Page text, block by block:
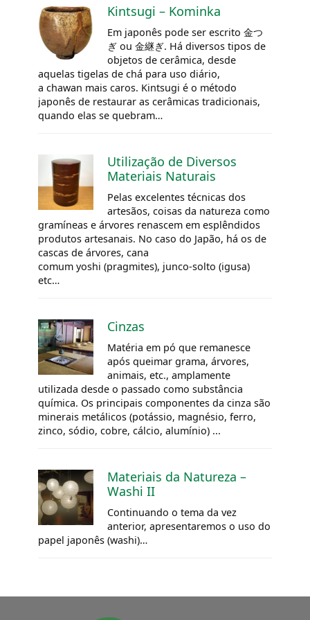
Kintsugi – Kominka
Em japonês pode ser escrito 金つ
ぎ ou 金継ぎ. Há diversos tipos de
objetos de cerâmica, desde
aquelas tigelas de chá para uso diário,
a chawan mais caros. Kintsugi é o método
japonês de restaurar as cerâmicas tradicionais,
quando elas se quebram…
Utilização de Diversos
Materiais Naturais
Pelas excelentes técnicas dos
artesãos, coisas da natureza como
gramíneas e árvores renascem em esplêndidos
produtos artesanais. No caso do Japão, há os de
cascas de árvores, cana
comum yoshi (pragmites), junco-solto (igusa)
etc…
Cinzas
Matéria em pó que remanesce
após queimar grama, árvores,
animais, etc., amplamente
utilizada desde o passado como substância
química. Os principais componentes da cinza são
minerais metálicos (potássio, magnésio, ferro,
zinco, sódio, cobre, cálcio, alumínio) ...
Materiais da Natureza –
Washi II
Continuando o tema da vez
anterior, apresentaremos o uso do
papel japonês (washi)…